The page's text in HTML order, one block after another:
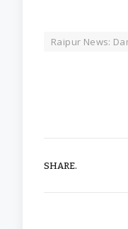
Raipur News:
SHARE.